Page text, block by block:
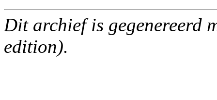
Dit archief is gegenereerd
edition).